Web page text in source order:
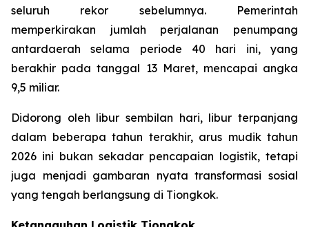
seluruh rekor sebelumnya. Pemerintah
memperkirakan jumlah perjalanan penumpang
antardaerah selama periode 40 hari ini, yang
berakhir pada tanggal 13 Maret, mencapai angka
9,5 miliar.
Didorong oleh libur sembilan hari, libur terpanjang
dalam beberapa tahun terakhir, arus mudik tahun
2026 ini bukan sekadar pencapaian logistik, tetapi
juga menjadi gambaran nyata transformasi sosial
yang tengah berlangsung di Tiongkok.